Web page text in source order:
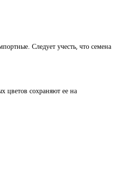
Следует учесть, что семена
цветов сохраняют ее на